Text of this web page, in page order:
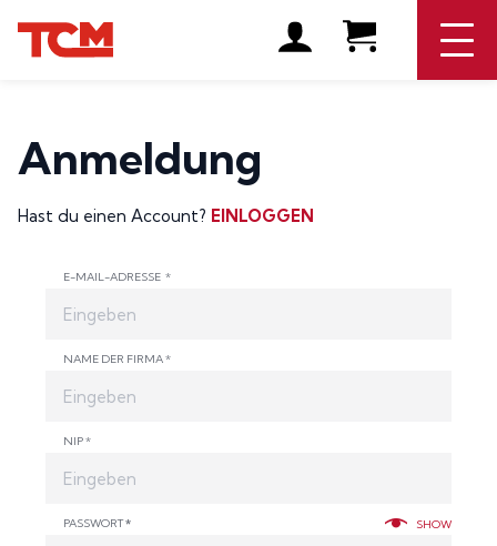
Anmeldung
Hast du einen Account? EINLOGGEN
E-MAIL-ADRESSE *
NAME DER FIRMA *
NIP *
PASSWORT* SHOW